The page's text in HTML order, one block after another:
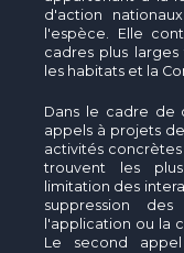
d'action
l'espèce. Elle
cadres plus
les habitats et la
Dans le cadre de
appels à projets
activités concrètes
trouvent les
limitation des
suppression
l'application ou la
Le second